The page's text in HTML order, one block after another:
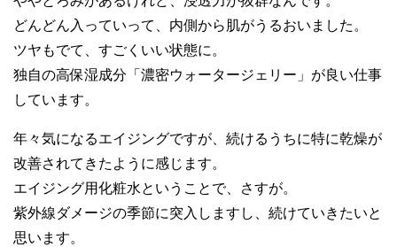
どんどん入っていって、内側から肌がうるおいました。
ツヤもでて、すごくいい状態に。
独自の高保湿成分「濃密ウォータージェリー」が良い仕事
しています。
年々気になるエイジングですが、続けるうちに特に乾燥が
改善されてきたように感じます。
エイジング用化粧水ということで、さすが。
紫外線ダメージの季節に突入しますし、続けていきたいと
思います。